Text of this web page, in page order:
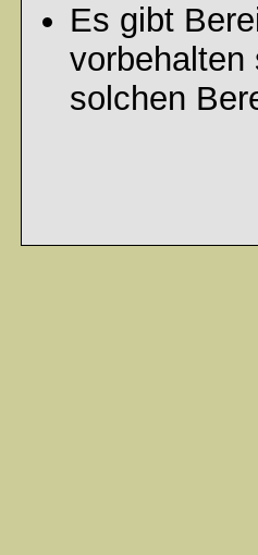
Es gibt
vorbehalten
solchen